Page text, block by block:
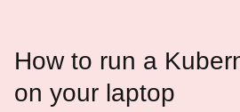
How to run a
on your laptop